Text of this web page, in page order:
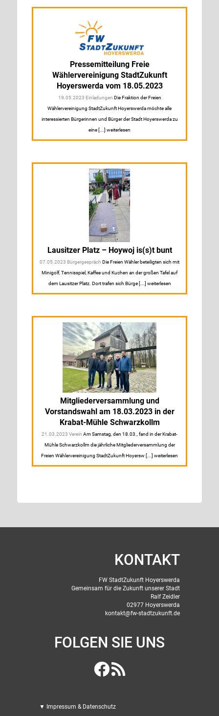
Pressemitteilung Freie
Wählervereinigung StadtZukunft
Hoyerswerda vom 18.05.2023
19.05.2023 Einladungen Die Fraktion der Freien
Wählervereinigung StadtZukunft Hoyerswerda möchte alle
interessierten Bürgerinnen und Bürger der Stadt Hoyerswerda zu
eine [...] weiterlesen
Lausitzer Platz – Hoywoj is(s)t bunt
07.05.2023 Bürgergespräch Die Freien Wähler beteiligten sich mit
Minigolf, Tennisspiel, Kaffee und Kuchen an der großen Tafel auf
dem Lausitzer Platz. Dort trafen sich Bürge [...] weiterlesen
Mitgliederversammlung und
Vorstandswahl am 18.03.2023 in der
Krabat-Mühle Schwarzkollm
21.03.2023 Verein Am Samstag, den 18.03., fand in der Krabat-
Mühle Schwarzkollm die jährliche Mitgliederversammlung der
Freien Wählervereinigung StadtZukunft Hoyersw [...] weiterlesen
KONTAKT
FW StadtZukunft Hoyerswerda
Gemeinsam für die Zukunft unserer Stadt
Ralf Zeidler
02977 Hoyerswerda
kontakt@fw-stadtzukunft.de
FOLGEN SIE UNS
▼ Impressum & Datenschutz